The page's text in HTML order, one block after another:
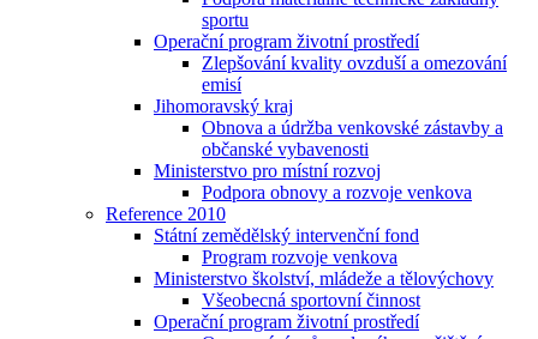
sportu
Operační program životní prostředí
Zlepšování kvality ovzduší a omezování
emisí
Jihomoravský kraj
Obnova a údržba venkovské zástavby a
občanské vybavenosti
Ministerstvo pro místní rozvoj
Podpora obnovy a rozvoje venkova
Reference 2010
Státní zemědělský intervenční fond
Program rozvoje venkova
Ministerstvo školství, mládeže a tělovýchovy
Všeobecná sportovní činnost
Operační program životní prostředí